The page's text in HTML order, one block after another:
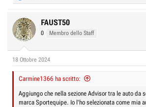
e
c
t
i
s
FAUST50
0 Membro dello Staff
18 Ottobre 2024
Carmine1366 ha scritto:
Aggiungo che nella sezione Advisor tra le auto da
marca Sportequipe. Io l'ho selezionata come mia